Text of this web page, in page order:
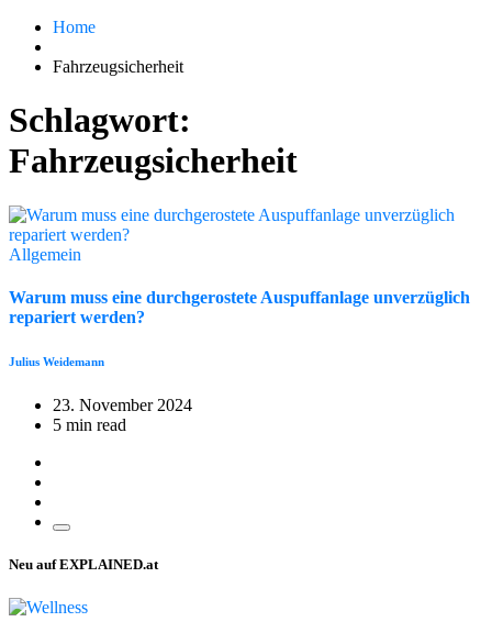
Home
Fahrzeugsicherheit
Schlagwort:
Fahrzeugsicherheit
Allgemein
Warum muss eine durchgerostete Auspuffanlage unverzüglich
repariert werden?
Julius Weidemann
23. November 2024
5 min read
Neu auf EXPLAINED.at